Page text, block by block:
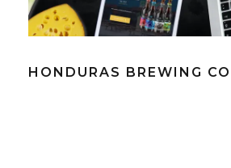
HONDURAS BREWING